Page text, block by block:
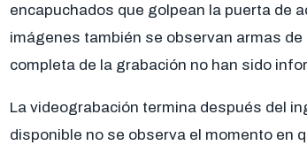
encapuchados que golpean la puerta de
imágenes también se observan armas
completa de la grabación no han sido
La videograbación termina después del
disponible no se observa el momento en